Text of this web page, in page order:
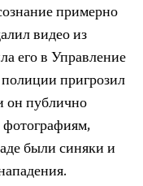
примерно
видео из
его в Управление
пригрозил
он публично
фотографиям,
были синяки и